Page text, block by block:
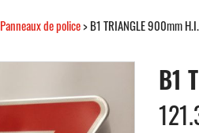
Panneaux de police> B1 TRIANGLE 900mm
B1